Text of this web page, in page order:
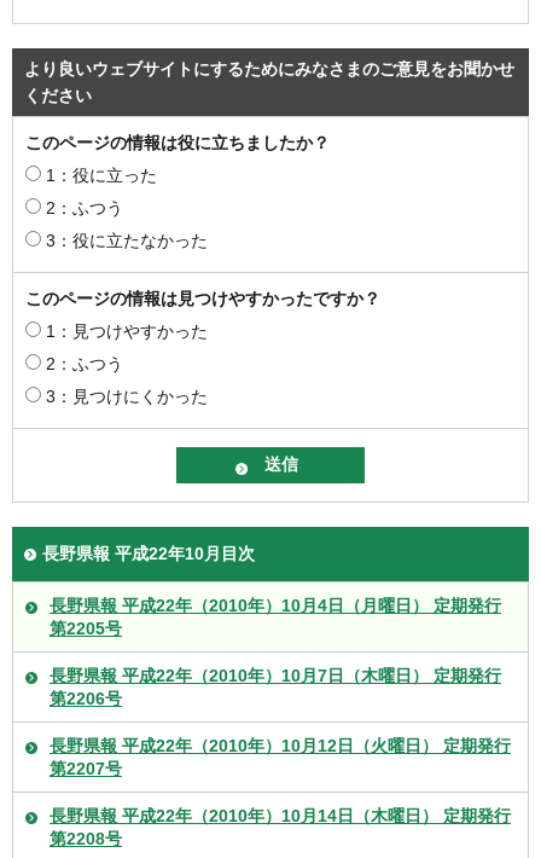
より良いウェブサイトにするためにみなさまのご意見をお聞かせ
ください
このページの情報は役に立ちましたか？
1：役に立った
2：ふつう
3：役に立たなかった
このページの情報は見つけやすかったですか？
1：見つけやすかった
2：ふつう
3：見つけにくかった
長野県報 平成22年10月目次
長野県報 平成22年（2010年）10月4日（月曜日） 定期発行
第2205号
長野県報 平成22年（2010年）10月7日（木曜日） 定期発行
第2206号
長野県報 平成22年（2010年）10月12日（火曜日） 定期発行
第2207号
長野県報 平成22年（2010年）10月14日（木曜日） 定期発行
第2208号